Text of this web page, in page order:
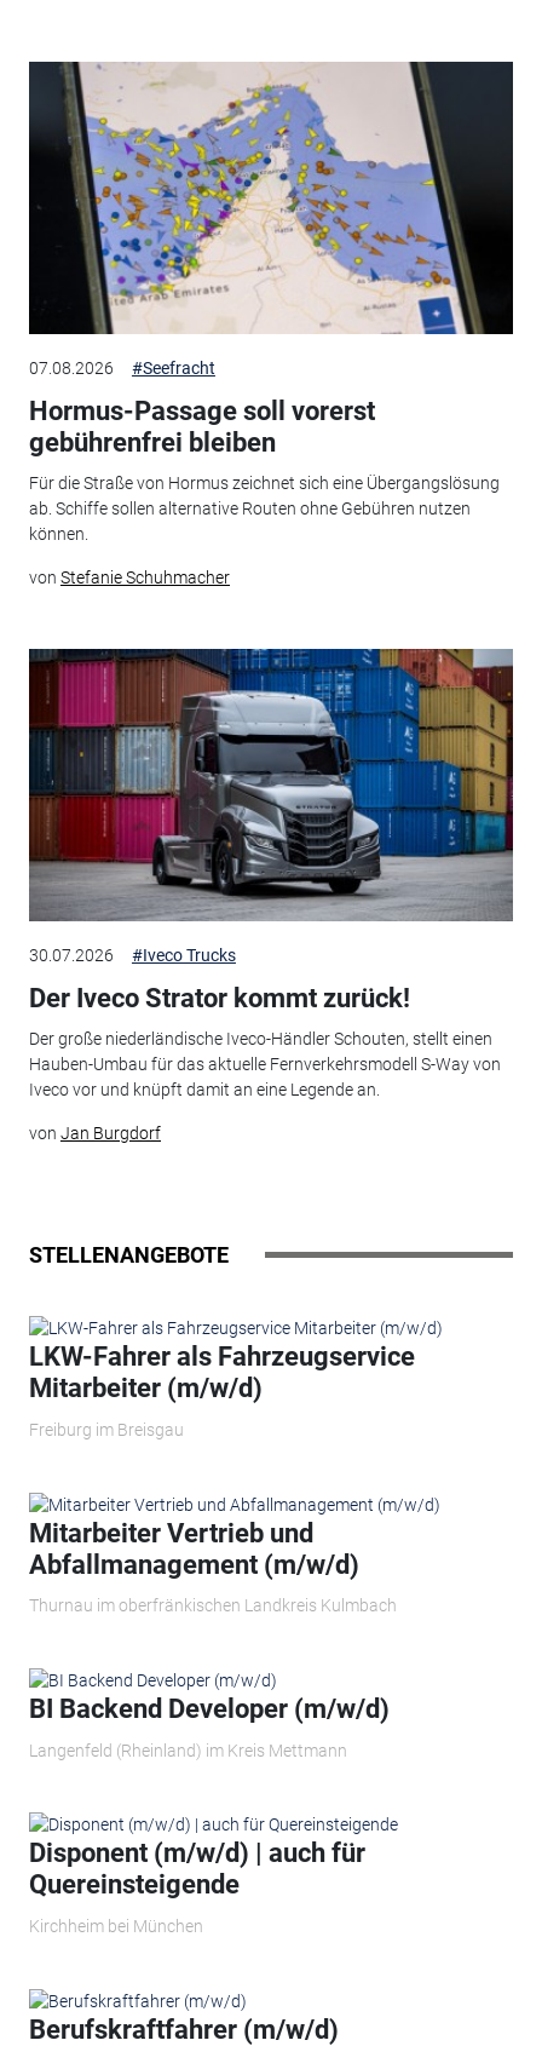
07.08.2026 #Seefracht
Hormus-Passage soll vorerst
gebührenfrei bleiben
Für die Straße von Hormus zeichnet sich eine Übergangslösung
ab. Schiffe sollen alternative Routen ohne Gebühren nutzen
können.
von Stefanie Schuhmacher
30.07.2026 #Iveco Trucks
Der Iveco Strator kommt zurück!
Der große niederländische Iveco-Händler Schouten, stellt einen
Hauben-Umbau für das aktuelle Fernverkehrsmodell S-Way von
Iveco vor und knüpft damit an eine Legende an.
von Jan Burgdorf
STELLENANGEBOTE
LKW-Fahrer als Fahrzeugservice
Mitarbeiter (m/w/d)
Freiburg im Breisgau
Mitarbeiter Vertrieb und
Abfallmanagement (m/w/d)
Thurnau im oberfränkischen Landkreis Kulmbach
BI Backend Developer (m/w/d)
Langenfeld (Rheinland) im Kreis Mettmann
Disponent (m/w/d) | auch für
Quereinsteigende
Kirchheim bei München
Berufskraftfahrer (m/w/d)